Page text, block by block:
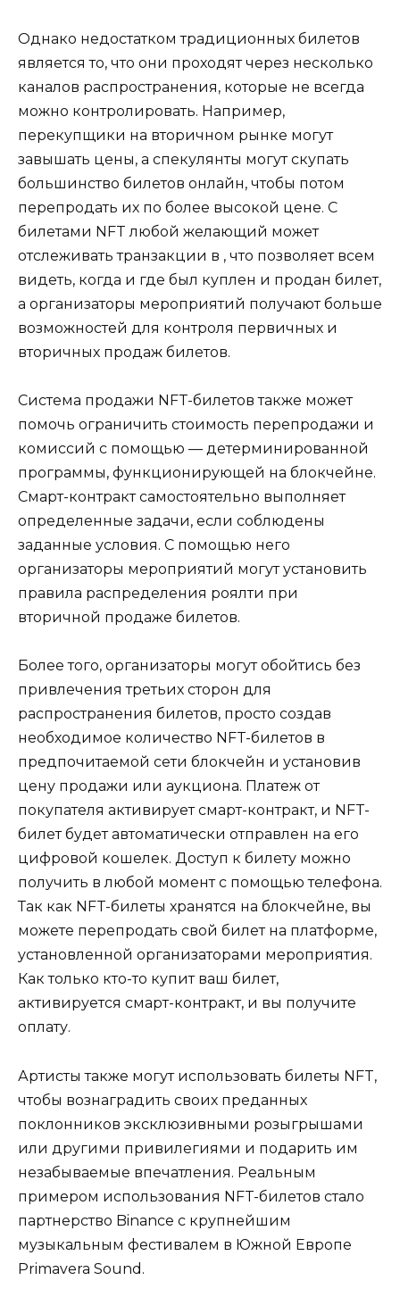
Однако недостатком традиционных билетов
является то, что они проходят через несколько
каналов распространения, которые не всегда
можно контролировать. Например,
перекупщики на вторичном рынке могут
завышать цены, а спекулянты могут скупать
большинство билетов онлайн, чтобы потом
перепродать их по более высокой цене. С
билетами NFT любой желающий может
отслеживать транзакции в , что позволяет всем
видеть, когда и где был куплен и продан билет,
а организаторы мероприятий получают больше
возможностей для контроля первичных и
вторичных продаж билетов.
Система продажи NFT-билетов также может
помочь ограничить стоимость перепродажи и
комиссий с помощью — детерминированной
программы, функционирующей на блокчейне.
Смарт-контракт самостоятельно выполняет
определенные задачи, если соблюдены
заданные условия. С помощью него
организаторы мероприятий могут установить
правила распределения роялти при
вторичной продаже билетов.
Более того, организаторы могут обойтись без
привлечения третьих сторон для
распространения билетов, просто создав
необходимое количество NFT-билетов в
предпочитаемой сети блокчейн и установив
цену продажи или аукциона. Платеж от
покупателя активирует смарт-контракт, и NFT-
билет будет автоматически отправлен на его
цифровой кошелек. Доступ к билету можно
получить в любой момент с помощью телефона.
Так как NFT-билеты хранятся на блокчейне, вы
можете перепродать свой билет на платформе,
установленной организаторами мероприятия.
Как только кто-то купит ваш билет,
активируется смарт-контракт, и вы получите
оплату.
Артисты также могут использовать билеты NFT,
чтобы вознаградить своих преданных
поклонников эксклюзивными розыгрышами
или другими привилегиями и подарить им
незабываемые впечатления. Реальным
примером использования NFT-билетов стало
партнерство Binance с крупнейшим
музыкальным фестивалем в Южной Европе
Primavera Sound.